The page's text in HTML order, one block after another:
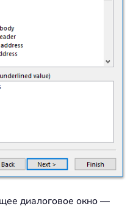
диалоговое окно —